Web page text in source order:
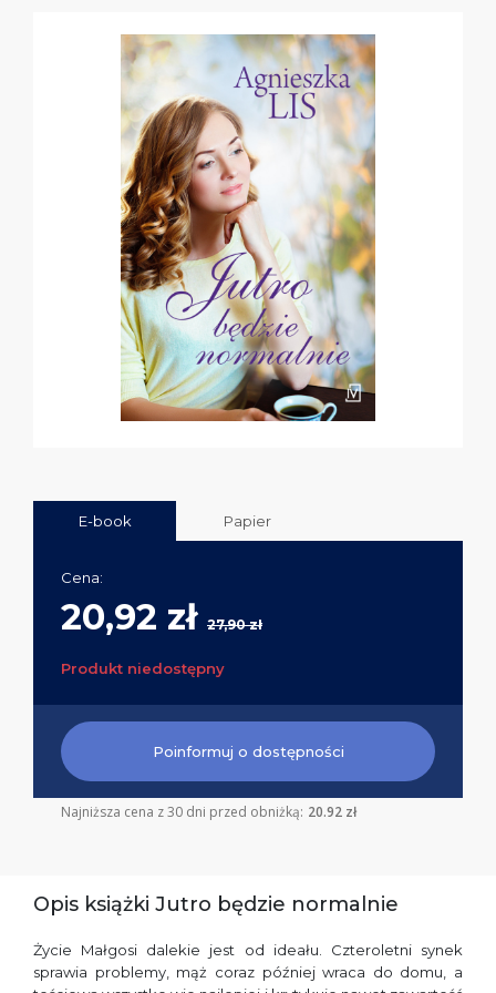
E-book Papier
Cena:
20,92 zł 27,90 zł
Produkt niedostępny
Poinformuj o dostępności
Najniższa cena z 30 dni przed obniżką: 20.92 zł
Opis książki Jutro będzie normalnie
Życie Małgosi dalekie jest od ideału. Czteroletni synek
sprawia problemy, mąż coraz później wraca do domu, a